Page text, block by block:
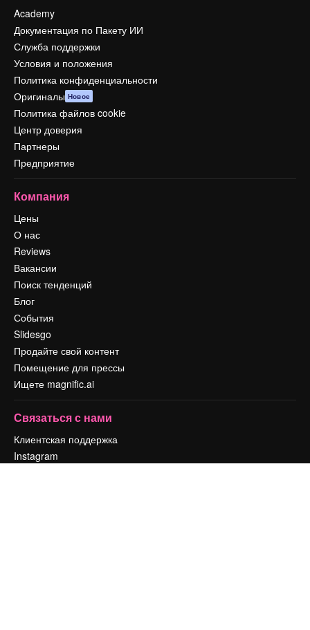
Academy
Документация по Пакету ИИ
Служба поддержки
Условия и положения
Политика конфиденциальности
Оригиналы Новое
Политика файлов cookie
Центр доверия
Партнеры
Предприятие
Компания
Цены
О нас
Reviews
Вакансии
Поиск тенденций
Блог
События
Slidesgo
Продайте свой контент
Помещение для прессы
Ищете magnific.ai
Связаться с нами
Клиентская поддержка
Instagram